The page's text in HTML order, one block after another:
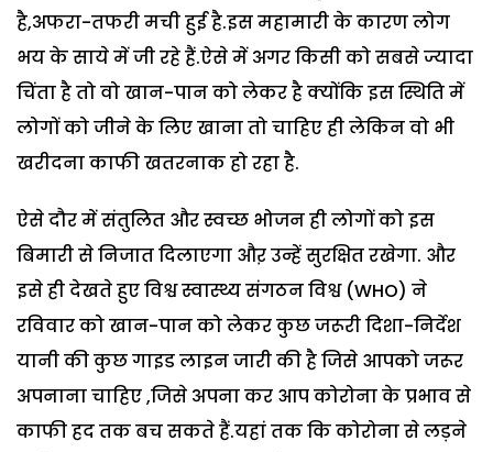
है,अफरा-तफरी मची हुई है.इस महामारी के कारण लोग
भय के साये में जी रहे हैं.ऐसे में अगर किसी को सबसे ज्यादा
चिंता है तो वो खान-पान को लेकर है क्योंकि इस स्थिति में
लोगों को जीने के लिए खाना तो चाहिए ही लेकिन वो भी
खरीदना काफी खतरनाक हो रहा है.
ऐसे दौर में संतुलित और स्वच्छ भोजन ही लोगों को इस
बिमारी से निजात दिलाएगा औऱ उन्हें सुरक्षित रखेगा. और
इसे ही देखते हुए विश्व स्वास्थ्य संगठन विश्व (WHO) ने
रविवार को खान-पान को लेकर कुछ जरूरी दिशा-निर्देश
यानी की कुछ गाइड लाइन जारी की है जिसे आपको जरूर
अपनाना चाहिए ,जिसे अपना कर आप कोरोना के प्रभाव से
काफी हद तक बच सकते हैं.यहां तक कि कोरोना से लड़ने